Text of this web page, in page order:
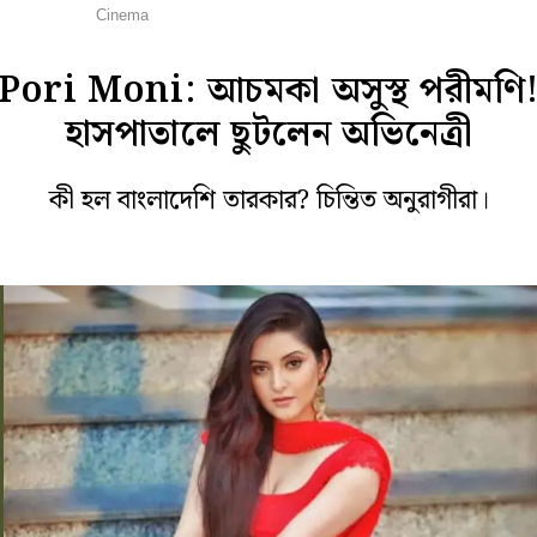
Cinema
Moni: আচমকা অসুস্থ
হাসপাতালে ছুটলেন অভিনেত্রী
কী হল বাংলাদেশি তারকার? চিন্তিত অনুরাগীরা।